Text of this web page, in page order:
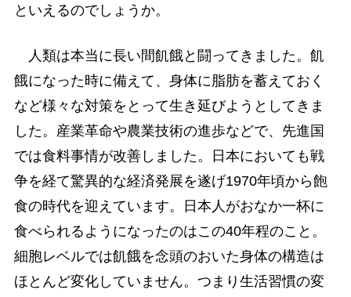
といえるのでしょうか。
人類は本当に長い間飢餓と闘ってきました。飢
餓になった時に備えて、身体に脂肪を蓄えておく
など様々な対策をとって生き延びようとしてきま
した。産業革命や農業技術の進歩などで、先進国
では食料事情が改善しました。日本においても戦
争を経て驚異的な経済発展を遂げ1970年頃から飽
食の時代を迎えています。日本人がおなか一杯に
食べられるようになったのはこの40年程のこと。
細胞レベルでは飢餓を念頭のおいた身体の構造は
ほとんど変化していません。つまり生活習慣の変